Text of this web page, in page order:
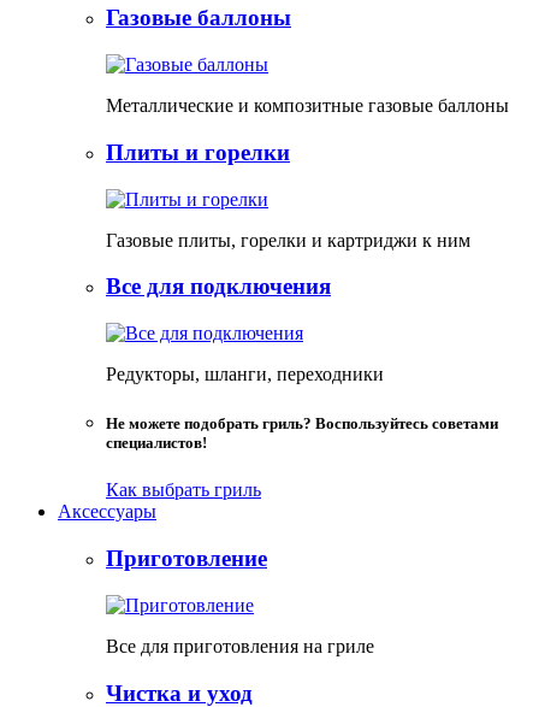
Газовые баллоны
Металлические и композитные газовые баллоны
Плиты и горелки
Газовые плиты, горелки и картриджи к ним
Все для подключения
Редукторы, шланги, переходники
Не можете подобрать гриль? Воспользуйтесь советами
специалистов!
Как выбрать гриль
Аксессуары
Приготовление
Все для приготовления на гриле
Чистка и уход